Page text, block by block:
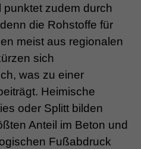
punktet zudem durch
die Rohstoffe für
meist aus regionalen
sich
was zu einer
Heimische
oder Splitt bilden
Anteil im Beton und
Fußabdruck